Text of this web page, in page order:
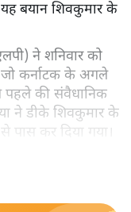
बयान शिवकुमार के
ने शनिवार को
जो कर्नाटक के अगले
पहले की संवैधानिक
ने डीके शिवकुमार के
पास कर दिया गया।